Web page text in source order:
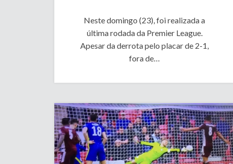
Neste domingo (23), foi realizada a
última rodada da Premier League.
Apesar da derrota pelo placar de 2-1,
fora de…